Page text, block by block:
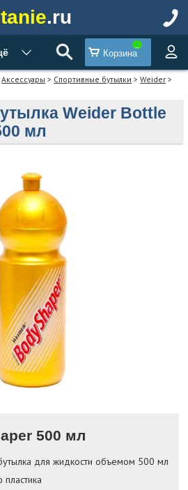
.ru
Корзина
Аксессуары > Спортивные бутылки >Weider >
Weider Bottle
мл
500 мл
для жидкости объемом 500 мл